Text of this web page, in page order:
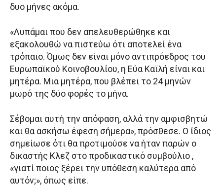
δυο μήνες ακόμα.
«Λυπάμαι που δεν απελευθερώθηκε και
εξακολουθώ να πιστεύω ότι αποτελεί ένα
τρόπαιο. Όμως δεν είναι μόνο αντιπρόεδρος του
Ευρωπαϊκού Κοινοβουλίου, η Εύα Καϊλή είναι και
μητέρα. Μια μητέρα, που βλέπει το 24 μηνών
μωρό της δύο φορές το μήνα.
Σέβομαι αυτή την απόφαση, αλλά την αμφισβητώ
και θα ασκήσω έφεση σήμερα», πρόσθεσε. Ο ίδιος
σημείωσε ότι θα προτιμούσε να ήταν παρών ο
δικαστής Κλεζ στο προδικαστικό συμβούλιο ,
«γιατί ποιος ξέρει την υπόθεση καλύτερα από
αυτόν;», όπως είπε.